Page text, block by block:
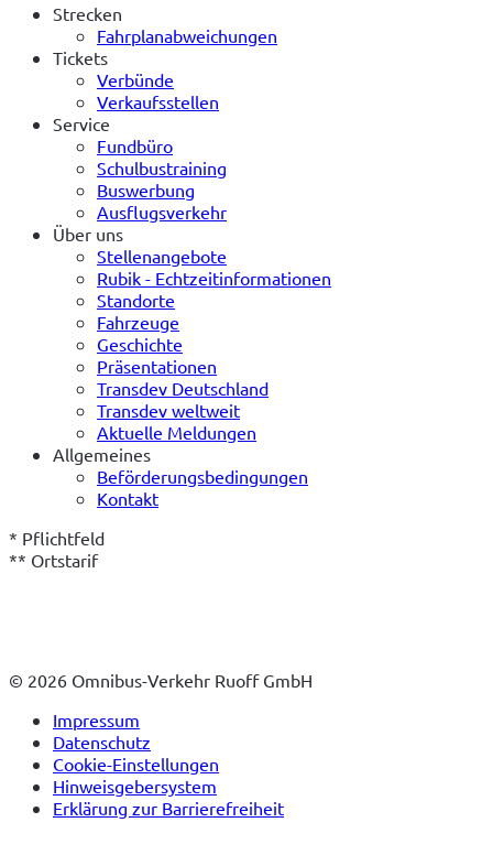
Strecken
Fahrplanabweichungen
Tickets
Verbünde
Verkaufsstellen
Service
Fundbüro
Schulbustraining
Buswerbung
Ausflugsverkehr
Über uns
Stellenangebote
Rubik - Echtzeitinformationen
Standorte
Fahrzeuge
Geschichte
Präsentationen
Transdev Deutschland
Transdev weltweit
Aktuelle Meldungen
Allgemeines
Beförderungsbedingungen
Kontakt
* Pflichtfeld
** Ortstarif
© 2026 Omnibus-Verkehr Ruoff GmbH
Impressum
Datenschutz
Cookie-Einstellungen
Hinweisgebersystem
Erklärung zur Barrierefreiheit